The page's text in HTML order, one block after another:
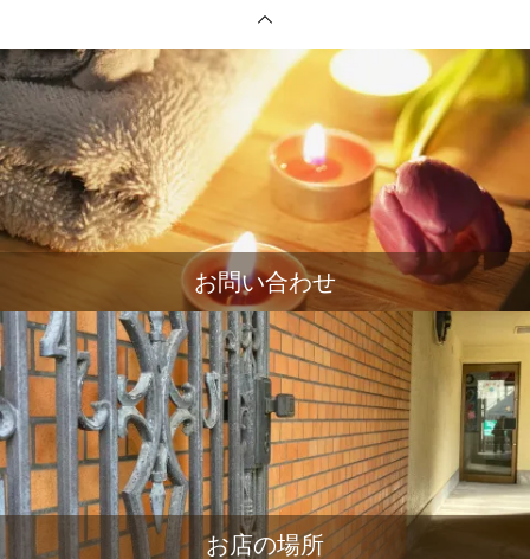
お問い合わせ
お店の場所